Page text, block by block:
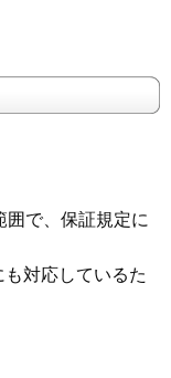
囲で、保証規定に
対応しているた